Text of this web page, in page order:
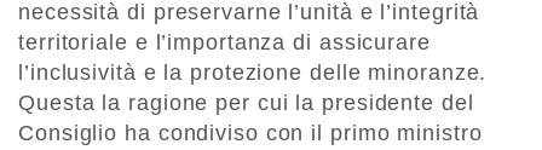
necessità di preservarne l’unità e l’integrità
territoriale e l’importanza di assicurare
l’inclusività e la protezione delle minoranze.
Questa la ragione per cui la presidente del
Consiglio ha condiviso con il primo ministro